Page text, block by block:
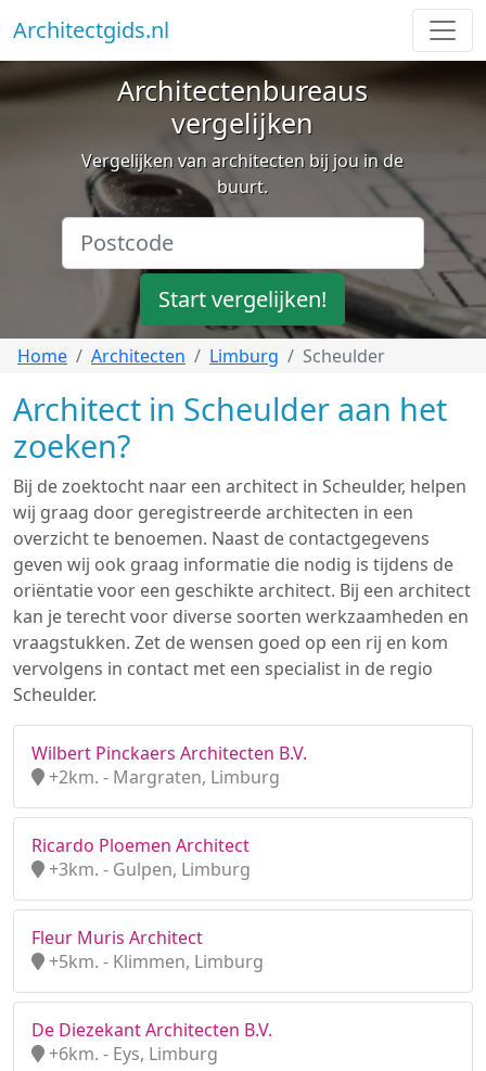
Architectgids.nl
Architectenbureaus
vergelijken
Vergelijken van architecten bij jou in de
buurt.
Start vergelijken!
Home Architecten Limburg Scheulder
Architect in Scheulder aan het
zoeken?
Bij de zoektocht naar een architect in Scheulder, helpen
wij graag door geregistreerde architecten in een
overzicht te benoemen. Naast de contactgegevens
geven wij ook graag informatie die nodig is tijdens de
oriëntatie voor een geschikte architect. Bij een architect
kan je terecht voor diverse soorten werkzaamheden en
vraagstukken. Zet de wensen goed op een rij en kom
vervolgens in contact met een specialist in de regio
Scheulder.
Wilbert Pinckaers Architecten B.V.
+2km. - Margraten, Limburg
Ricardo Ploemen Architect
+3km. - Gulpen, Limburg
Fleur Muris Architect
+5km. - Klimmen, Limburg
De Diezekant Architecten B.V.
+6km. - Eys, Limburg